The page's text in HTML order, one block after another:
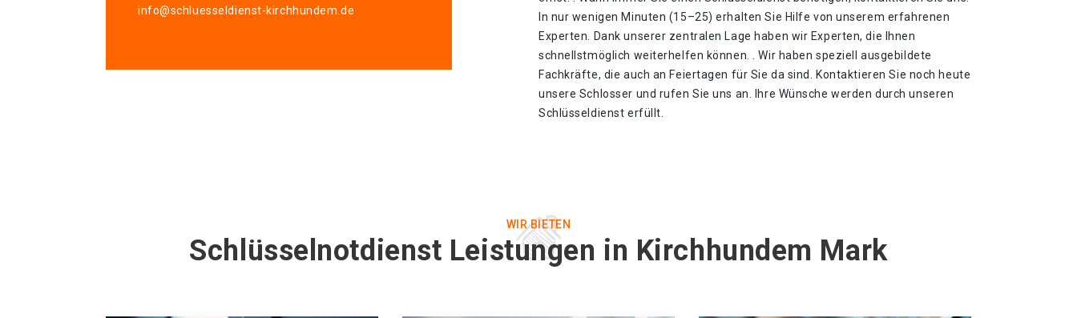
info@schluesseldienst-kirchhundem.de
In nur wenigen Minuten (15–25) erhalten Sie Hilfe von unserem erfahrenen
Experten. Dank unserer zentralen Lage haben wir Experten, die Ihnen
schnellstmöglich weiterhelfen können. . Wir haben speziell ausgebildete
Fachkräfte, die auch an Feiertagen für Sie da sind. Kontaktieren Sie noch heute
unsere Schlosser und rufen Sie uns an. Ihre Wünsche werden durch unseren
Schlüsseldienst erfüllt.
WIR BIETEN
Schlüsselnotdienst Leistungen in Kirchhundem Mark